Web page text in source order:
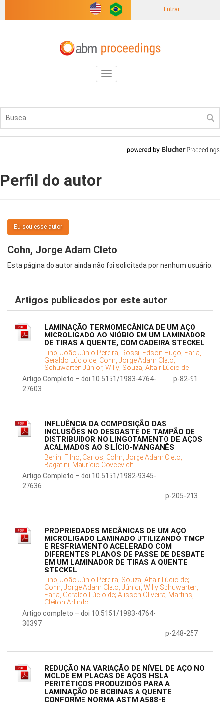
Entrar
Toggle
navigation
Perfil do autor
Eu sou esse autor
Cohn, Jorge Adam Cleto
Esta página do autor ainda não foi solicitada por nenhum usuário.
Artigos publicados por este autor
LAMINAÇÃO TERMOMECÂNICA DE UM AÇO
MICROLIGADO AO NIÓBIO EM UM LAMINADOR
DE TIRAS A QUENTE, COM CADEIRA STECKEL
Lino, João Júnio Pereira; Rossi, Edson Hugo; Faria,
Geraldo Lúcio de; Cohn, Jorge Adam Cleto;
Schuwarten Júnior, Willy; Souza, Altair Lúcio de
Artigo Completo – doi 10.5151/1983-4764-
27603
p-82-91
INFLUÊNCIA DA COMPOSIÇÃO DAS
INCLUSÕES NO DESGASTE DE TAMPÃO DE
DISTRIBUIDOR NO LINGOTAMENTO DE AÇOS
ACALMADOS AO SILÍCIO-MANGANÊS
Berlini Filho, Carlos; Cohn, Jorge Adam Cleto;
Bagatini, Maurício Covcevich
Artigo Completo – doi 10.5151/1982-9345-
27636
p-205-213
PROPRIEDADES MECÂNICAS DE UM AÇO
MICROLIGADO LAMINADO UTILIZANDO TMCP
E RESFRIAMENTO ACELERADO COM
DIFERENTES PLANOS DE PASSE DE DESBATE
EM UM LAMINADOR DE TIRAS A QUENTE
STECKEL
Lino, João Júnio Pereira; Souza, Altair Lúcio de;
Cohn, Jorge Adam Cleto; Júnior, Willy Schuwarten;
Faria, Geraldo Lúcio de; Alisson Oliveira; Martins,
Cleiton Arlindo
Artigo completo – doi 10.5151/1983-4764-
30397
p-248-257
REDUÇÃO NA VARIAÇÃO DE NÍVEL DE AÇO NO
MOLDE EM PLACAS DE AÇOS HSLA
PERITÉTICOS PRODUZIDOS PARA A
LAMINAÇÃO DE BOBINAS A QUENTE
CONFORME NORMA ASTM A588-B